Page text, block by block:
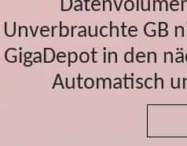
Unverbrauchte GB
GigaDepot in den
Automatisch